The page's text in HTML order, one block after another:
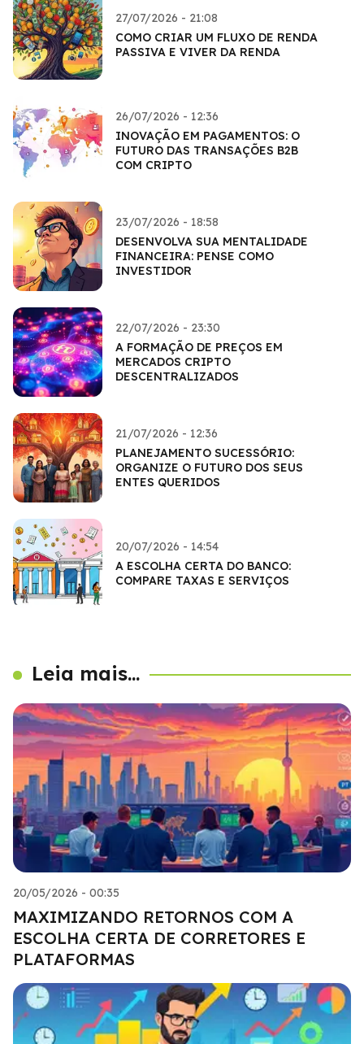
27/07/2026 - 21:08
COMO CRIAR UM FLUXO DE RENDA
PASSIVA E VIVER DA RENDA
26/07/2026 - 12:36
INOVAÇÃO EM PAGAMENTOS: O
FUTURO DAS TRANSAÇÕES B2B
COM CRIPTO
23/07/2026 - 18:58
DESENVOLVA SUA MENTALIDADE
FINANCEIRA: PENSE COMO
INVESTIDOR
22/07/2026 - 23:30
A FORMAÇÃO DE PREÇOS EM
MERCADOS CRIPTO
DESCENTRALIZADOS
21/07/2026 - 12:36
PLANEJAMENTO SUCESSÓRIO:
ORGANIZE O FUTURO DOS SEUS
ENTES QUERIDOS
20/07/2026 - 14:54
A ESCOLHA CERTA DO BANCO:
COMPARE TAXAS E SERVIÇOS
Leia mais...
20/05/2026 - 00:35
MAXIMIZANDO RETORNOS COM A
ESCOLHA CERTA DE CORRETORES E
PLATAFORMAS